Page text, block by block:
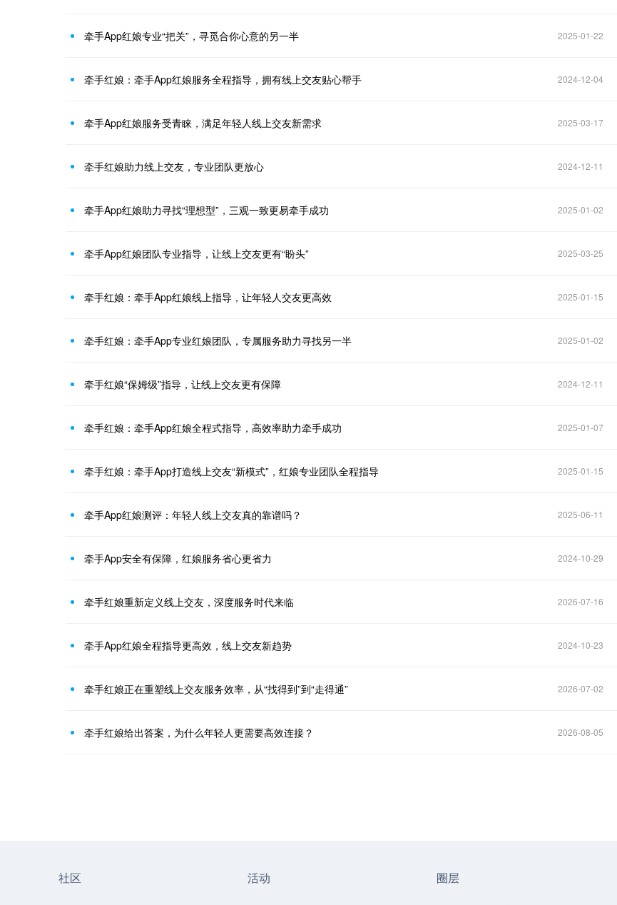
牵手App红娘专业“把关”，寻觅合你心意的另一半 2025-01-22
牵手红娘：牵手App红娘服务全程指导，拥有线上交友贴心帮手 2024-12-04
牵手App红娘服务受青睐，满足年轻人线上交友新需求 2025-03-17
牵手红娘助力线上交友，专业团队更放心 2024-12-11
牵手App红娘助力寻找“理想型”，三观一致更易牵手成功 2025-01-02
牵手App红娘团队专业指导，让线上交友更有“盼头” 2025-03-25
牵手红娘：牵手App红娘线上指导，让年轻人交友更高效 2025-01-15
牵手红娘：牵手App专业红娘团队，专属服务助力寻找另一半 2025-01-02
牵手红娘“保姆级”指导，让线上交友更有保障 2024-12-11
牵手红娘：牵手App红娘全程式指导，高效率助力牵手成功 2025-01-07
牵手红娘：牵手App打造线上交友“新模式”，红娘专业团队全程指导 2025-01-15
牵手App红娘测评：年轻人线上交友真的靠谱吗？ 2025-06-11
牵手App安全有保障，红娘服务省心更省力 2024-10-29
牵手红娘重新定义线上交友，深度服务时代来临 2026-07-16
牵手App红娘全程指导更高效，线上交友新趋势 2024-10-23
牵手红娘正在重塑线上交友服务效率，从“找得到”到“走得通” 2026-07-02
牵手红娘给出答案，为什么年轻人更需要高效连接？ 2026-08-05
社区 活动 圈层